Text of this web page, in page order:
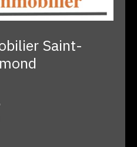
Saint-